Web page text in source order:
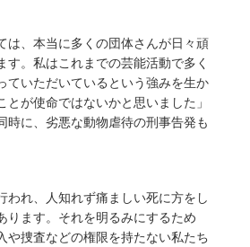
は、本当に多くの団体さんが日々頑
す。私はこれまでの芸能活動で多く
ていただいているという強みを生か
とが使命ではないかと思いました」
時に、劣悪な動物虐待の刑事告発も
われ、人知れず痛ましい死に方をし
ります。それを明るみにするため
や捜査などの権限を持たない私たち